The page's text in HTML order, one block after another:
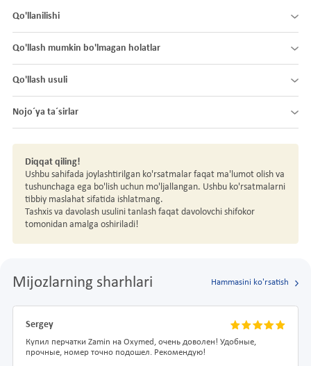
Qo'llanilishi
Qo'llash mumkin bo'lmagan holatlar
Qo'llash usuli
Nojo´ya ta´sirlar
Diqqat qiling!
Ushbu sahifada joylashtirilgan ko'rsatmalar faqat ma'lumot olish va
tushunchaga ega bo'lish uchun mo'ljallangan. Ushbu ko'rsatmalarni
tibbiy maslahat sifatida ishlatmang.
Tashxis va davolash usulini tanlash faqat davolovchi shifokor
tomonidan amalga oshiriladi!
Mijozlarning sharhlari Hammasini ko'rsatish
Sergey
Купил перчатки Zamin на Oxymed, очень доволен! Удобные,
прочные, номер точно подошел. Рекомендую!